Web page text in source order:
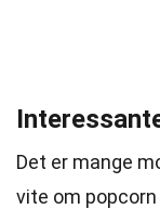
Det er mange
vite om